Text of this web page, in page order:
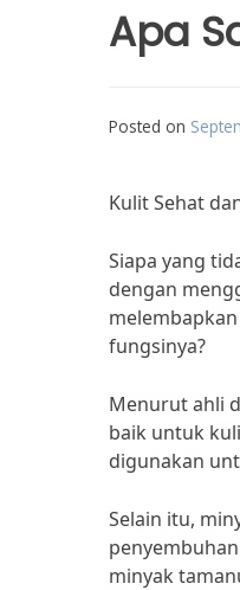
Apa
Posted on
Kulit Sehat
Siapa yang
dengan
fungsinya?
Menurut ahli
baik untuk
digunakan
Selain itu,
minyak